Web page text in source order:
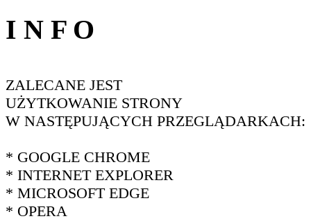
I N F O
ZALECANE JEST
UŻYTKOWANIE STRONY
W NASTĘPUJĄCYCH PRZEGLĄDARKACH:
* GOOGLE CHROME
* INTERNET EXPLORER
* MICROSOFT EDGE
* OPERA